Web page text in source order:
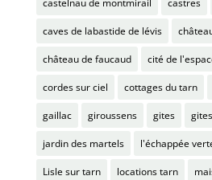
castelnau de montmirail castres
caves de labastide de lévis
château de faucaud cité de
cordes sur ciel cottages du tarn
gaillac giroussens gites
jardin des martels l'échappée
Lisle sur tarn locations tarn